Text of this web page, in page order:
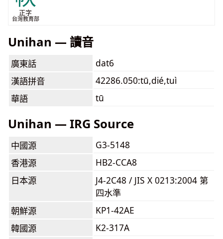
正字
台灣教育部
Unihan — 讀音
廣東話
dat6
漢語拼音
42286.050:tū,dié,tuì
華語
tū
Unihan — IRG Source
中國源
G3-5148
香港源
HB2-CCA8
日本源
J4-2C48 / JIS X 0213:2004 第
四水準
朝鮮源
KP1-42AE
韓國源
K2-317A